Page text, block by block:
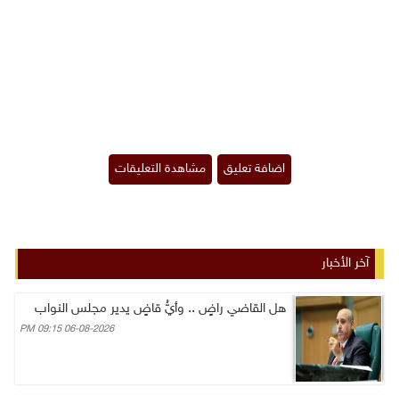
آخر الأخبار
هل القاضي راضٍ .. وأيُّ قاضٍ يدير مجلس النواب
06-08-2026 09:15 PM